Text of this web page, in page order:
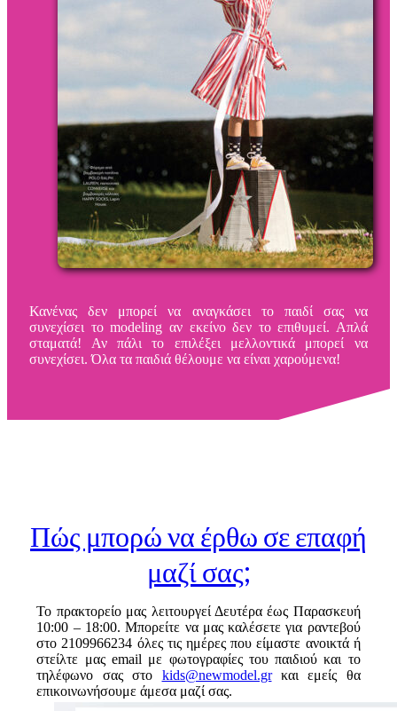
Κανένας δεν μπορεί να αναγκάσει το παιδί σας να
συνεχίσει το modeling αν εκείνο δεν το επιθυμεί. Απλά
σταματά! Αν πάλι το επιλέξει μελλοντικά μπορεί να
συνεχίσει. Όλα τα παιδιά θέλουμε να είναι χαρούμενα!
Πώς μπορώ να έρθω σε επαφή
μαζί σας;
Το πρακτορείο μας λειτουργεί Δευτέρα έως Παρασκευή
10:00 – 18:00. Μπορείτε να μας καλέσετε για ραντεβού
στο 2109966234 όλες τις ημέρες που είμαστε ανοικτά ή
στείλτε μας email με φωτογραφίες του παιδιού και το
τηλέφωνο σας στο kids@newmodel.grκαι εμείς θα
επικοινωνήσουμε άμεσα μαζί σας.